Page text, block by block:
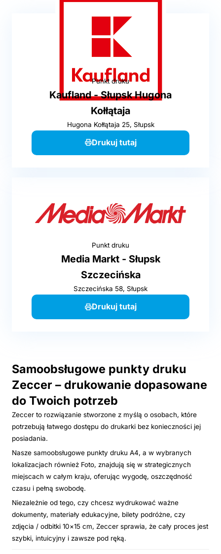
Punkt druku
Kaufland - Słupsk Hugona
Kołłątaja
Hugona Kołłątaja 25, Słupsk
Drukuj tutaj
Punkt druku
Media Markt - Słupsk
Szczecińska
Szczecińska 58, Słupsk
Drukuj tutaj
Samoobsługowe punkty druku
Zeccer – drukowanie dopasowane
do Twoich potrzeb
Zeccer to rozwiązanie stworzone z myślą o osobach, które
potrzebują łatwego dostępu do drukarki bez konieczności jej
posiadania.
Nasze samoobsługowe punkty druku A4, a w wybranych
lokalizacjach również Foto, znajdują się w strategicznych
miejscach w całym kraju, oferując wygodę, oszczędność
czasu i pełną swobodę.
Niezależnie od tego, czy chcesz wydrukować ważne
dokumenty, materiały edukacyjne, bilety podróżne, czy
zdjęcia / odbitki 10×15 cm, Zeccer sprawia, że cały proces jest
szybki, intuicyjny i zawsze pod ręką.